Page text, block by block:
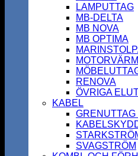
LAMPUTTAG
MB-DELTA
MB NOVA
MB OPTIMA
RENOVA
ÖVRIGA
KABEL
SVAGSTRÖM